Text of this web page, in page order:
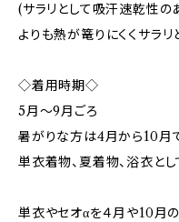
(サラリとして吸汗速乾性の
よりも熱が篭りにくくサラリ
◇着用時期◇
5月〜9月ごろ
暑がりな方は4月から10月
単衣着物、夏着物、浴衣と
単衣やセオαを４月や10月